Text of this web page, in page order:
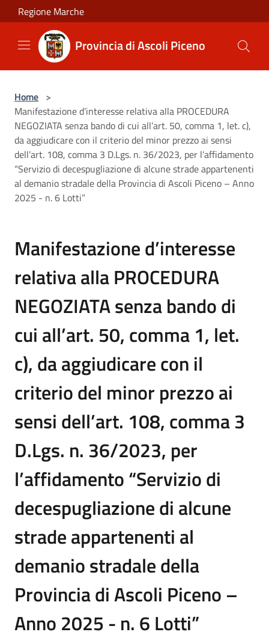
Salta al contenuto principale
Regione Marche
Provincia di Ascoli Piceno
Home >
Manifestazione d’interesse relativa alla PROCEDURA
NEGOZIATA senza bando di cui all’art. 50, comma 1, let. c),
da aggiudicare con il criterio del minor prezzo ai sensi
dell’art. 108, comma 3 D.Lgs. n. 36/2023, per l’affidamento
“Servizio di decespugliazione di alcune strade appartenenti
al demanio stradale della Provincia di Ascoli Piceno – Anno
2025 - n. 6 Lotti”
Manifestazione d’interesse
relativa alla PROCEDURA
NEGOZIATA senza bando di
cui all’art. 50, comma 1, let.
c), da aggiudicare con il
criterio del minor prezzo ai
sensi dell’art. 108, comma 3
D.Lgs. n. 36/2023, per
l’affidamento “Servizio di
decespugliazione di alcune
strade appartenenti al
demanio stradale della
Provincia di Ascoli Piceno –
Anno 2025 - n. 6 Lotti”